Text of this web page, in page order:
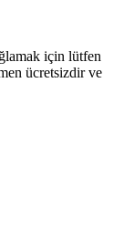
için lütfen
ücretsizdir ve